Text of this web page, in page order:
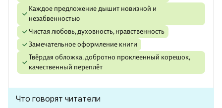
Каждое предложение дышит новизной и
незабвенностью
Чистая любовь, духовность, нравственность
Замечательное оформление книги
Твёрдая обложка, добротно проклеенный корешок,
качественный переплёт
Что говорят читатели